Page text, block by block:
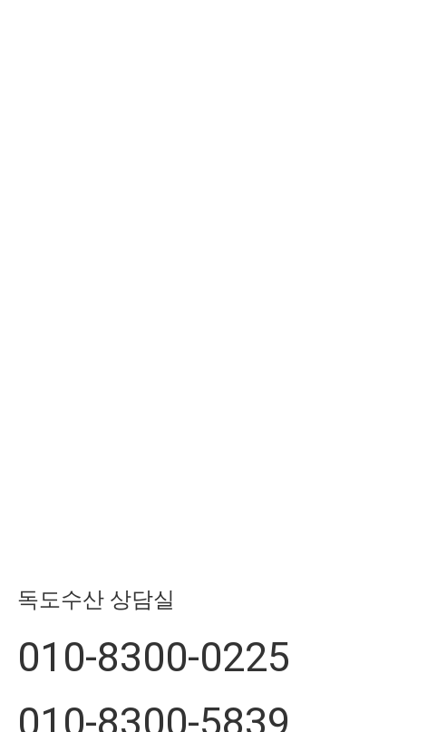
독도수산 상담실
010-8300-0225
010-8300-5839